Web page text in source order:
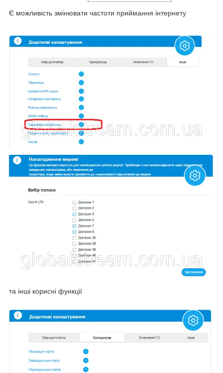
Є можливість змінювати частоти приймання інтернету
та інші корисні функції